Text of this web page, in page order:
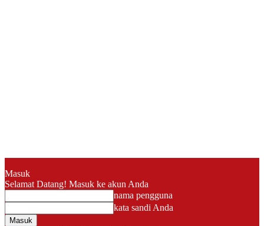
Masuk
Selamat Datang! Masuk ke akun Anda
nama pengguna
kata sandi Anda